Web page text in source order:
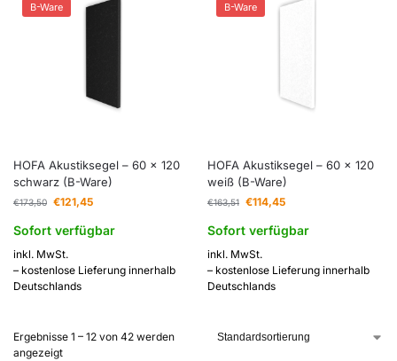
B-Ware
HOFA Akustiksegel – 60 x 120
schwarz (B-Ware)
€173,50 €121,45
Sofort verfügbar
inkl. MwSt.
– kostenlose Lieferung innerhalb
Deutschlands
B-Ware
HOFA Akustiksegel – 60 x 120
weiß (B-Ware)
€163,51 €114,45
Sofort verfügbar
inkl. MwSt.
– kostenlose Lieferung innerhalb
Deutschlands
Ergebnisse 1 – 12 von 42 werden
angezeigt